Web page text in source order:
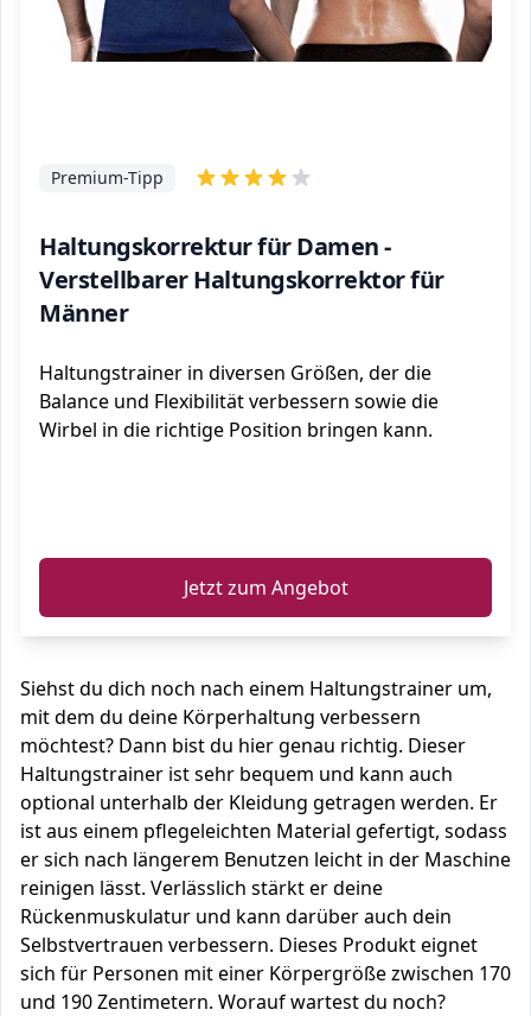
Haltungskorrektur für Damen -
Verstellbarer Haltungskorrektor für
Männer
Premium-Tipp
Haltungstrainer in diversen Größen, der die
Balance und Flexibilität verbessern sowie die
Wirbel in die richtige Position bringen kann.
Jetzt zum Angebot
Siehst du dich noch nach einem Haltungstrainer um,
mit dem du deine Körperhaltung verbessern
möchtest? Dann bist du hier genau richtig. Dieser
Haltungstrainer ist sehr bequem und kann auch
optional unterhalb der Kleidung getragen werden. Er
ist aus einem pflegeleichten Material gefertigt, sodass
er sich nach längerem Benutzen leicht in der Maschine
reinigen lässt. Verlässlich stärkt er deine
Rückenmuskulatur und kann darüber auch dein
Selbstvertrauen verbessern. Dieses Produkt eignet
sich für Personen mit einer Körpergröße zwischen 170
und 190 Zentimetern. Worauf wartest du noch?